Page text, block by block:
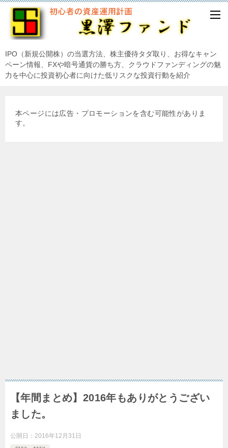
IPO（新規公開株）の当選方法、株主優待タダ取り、お得なキャン
ペーン情報、FXや暗号通貨の勝ち方、クラウドファンディングの魅
力を中心に投資初心者に向けた低リスクな投資行動を紹介
本ページには広告・プロモーションを含む可能性がありま
す。
【年間まとめ】2016年もありがとうござい
ました。
公開日： 2016年12月31日